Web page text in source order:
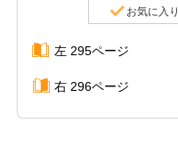
お気に入り
左 295ページ
右 296ページ